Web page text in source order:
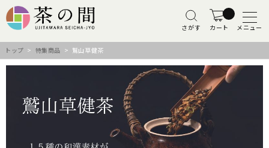
さがす カート メニュー
トップ > 特集商品 > 鷲山草健茶